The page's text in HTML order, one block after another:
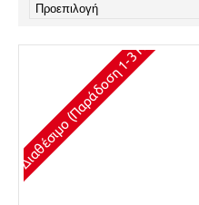
Διαθέσιμο (Παράδοση 1-3 Ημέρες)